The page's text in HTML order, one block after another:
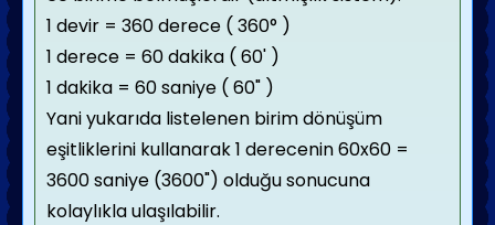
1 devir = 360 derece ( 360° )
1 derece = 60 dakika ( 60' )
1 dakika = 60 saniye ( 60" )
Yani yukarıda listelenen birim dönüşüm
eşitliklerini kullanarak 1 derecenin 60x60 =
3600 saniye (3600") olduğu sonucuna
kolaylıkla ulaşılabilir.